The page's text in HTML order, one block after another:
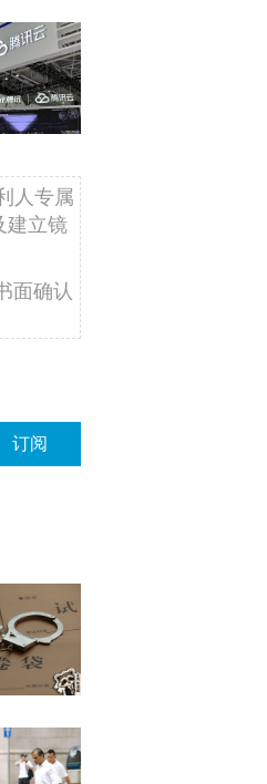
人专属
建立镜
面确认
订阅